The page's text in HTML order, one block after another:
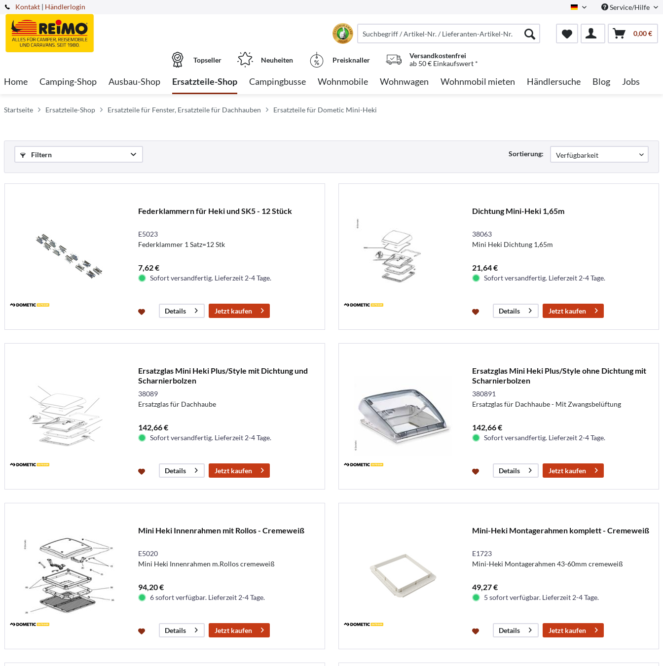
Kontakt German Service/Hilfe
| Händlerlogin
0,00 €
Topseller Neuheiten Preisknaller
Versandkostenfrei
ab 50 € Einkaufswert *
Home Camping-Shop Ausbau-Shop Ersatzteile-Shop Campingbusse Wohnmobile Wohnwagen Wohnmobil mieten Händlersuche Blog Jobs
Startseite Ersatzteile-Shop Ersatzteile für Fenster, Ersatzteile für Dachhauben Ersatzteile für Dometic Mini-Heki
Filtern Sortierung:
Federklammern für Heki und SK5 - 12 Stück
E5023
Federklammer 1 Satz=12 Stk
7,62 €
Sofort versandfertig. Lieferzeit 2-4 Tage.
Details Jetzt kaufen
Dichtung Mini-Heki 1,65m
38063
Mini Heki Dichtung 1,65m
21,64 €
Sofort versandfertig. Lieferzeit 2-4 Tage.
Details Jetzt kaufen
Ersatzglas Mini Heki Plus/Style mit Dichtung und
Scharnierbolzen
38089
Ersatzglas für Dachhaube
142,66 €
Sofort versandfertig. Lieferzeit 2-4 Tage.
Details Jetzt kaufen
Ersatzglas Mini Heki Plus/Style ohne Dichtung mit
Scharnierbolzen
380891
Ersatzglas für Dachhaube - Mit Zwangsbelüftung
142,66 €
Sofort versandfertig. Lieferzeit 2-4 Tage.
Details Jetzt kaufen
Mini Heki Innenrahmen mit Rollos - Cremeweiß
E5020
Mini Heki Innenrahmen m.Rollos cremeweiß
94,20 €
6 sofort verfügbar. Lieferzeit 2-4 Tage.
Details Jetzt kaufen
Mini-Heki Montagerahmen komplett - Cremeweiß
E1723
Mini-Heki Montagerahmen 43-60mm cremeweiß
49,27 €
5 sofort verfügbar. Lieferzeit 2-4 Tage.
Details Jetzt kaufen